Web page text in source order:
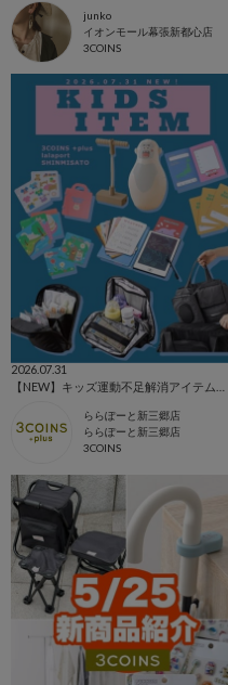
junko
イオンモール幕張新都心店
3COINS
2026.07.31
ららぽーと新三郷店
ららぽーと新三郷店
3COINS